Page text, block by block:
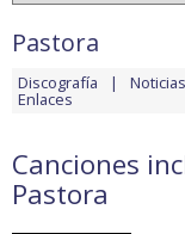
Pastora
Discografía Noticias
Enlaces
Canciones
Pastora